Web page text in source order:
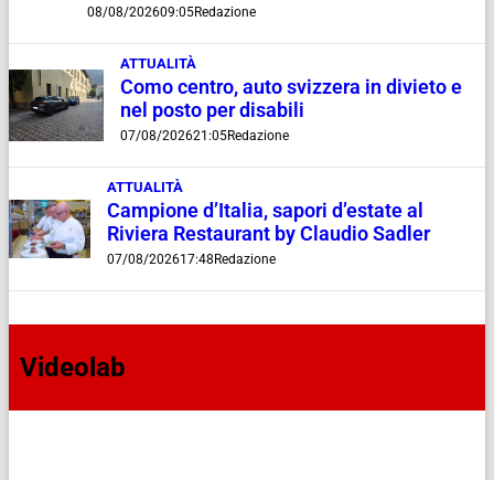
08/08/202609:05Redazione
ATTUALITÀ
Como centro, auto svizzera in divieto e
nel posto per disabili
07/08/202621:05Redazione
ATTUALITÀ
Campione d’Italia, sapori d’estate al
Riviera Restaurant by Claudio Sadler
07/08/202617:48 Redazione
Videolab